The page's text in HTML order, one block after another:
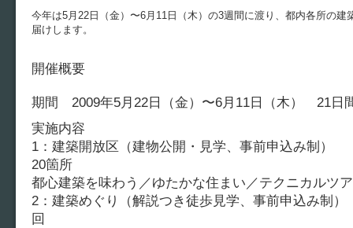
今年は5月22日（金）〜6月11日（木）の3週間に渡り、都内各所の建
届けします。
開催概要
期間 2009年5月22日（金）〜6月11日（木） 21日
実施内容
1：建築開放区（建物公開・見学、事前申込み制
20箇所
都心建築を味わう／ゆたかな住まい／テクニカル
2：建築めぐり（解説つき徒歩見学、事前申込み制
回